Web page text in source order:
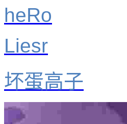
heRo
Liesr
坏蛋高子